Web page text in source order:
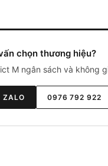
chọn thương hiệu?
M ngân sách và không
ZALO 0976 792 922